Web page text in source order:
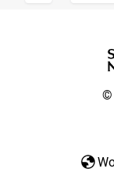
©